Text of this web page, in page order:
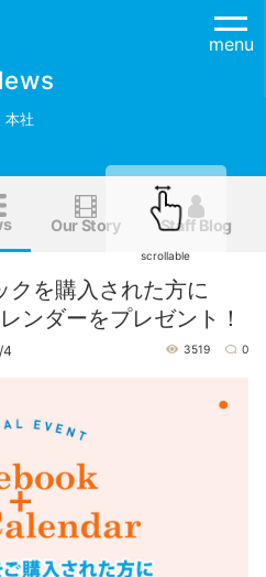
menu
本社
Our Story Staff Blog
scrollable
クを購入された方に
ンダーをプレゼント！
4 3519 0